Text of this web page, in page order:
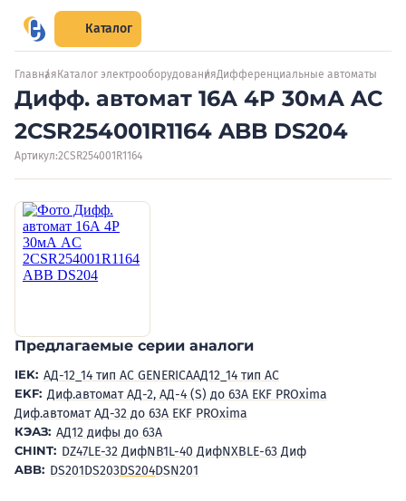
Каталог
Главная Каталог электрооборудованияДифференциальные автоматы
Дифф. автомат 16А 4P 30мА AC
2CSR254001R1164 ABB DS204
Артикул:2CSR254001R1164
Предлагаемые серии аналоги
IEK: АД-12_14 тип AC GENERICAАД12_14 тип AC
EKF: Диф.автомат АД-2, АД-4 (S) до 63А EKF PROxima
Диф.автомат АД-32 до 63А EKF PROxima
КЭАЗ: АД12 дифы до 63А
CHINT: DZ47LE-32 ДифNB1L-40 ДифNXBLE-63 Диф
ABB: DS201DS203DS204DSN201